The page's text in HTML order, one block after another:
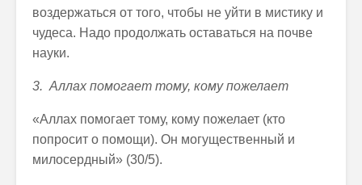
воздержаться от того, чтобы не уйти в мистику и
чудеса. Надо продолжать оставаться на почве
науки.
3. Аллах помогает тому, кому пожелает
«Аллах помогает тому, кому пожелает (кто
попросит о помощи). Он могущественный и
милосердный» (30/5).